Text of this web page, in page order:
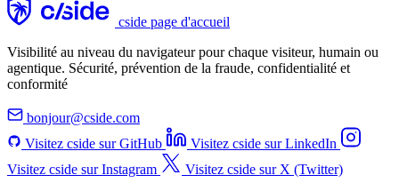
cside page d'accueil
Visibilité au niveau du navigateur pour chaque visiteur, humain ou
agentique. Sécurité, prévention de la fraude, confidentialité et
conformité
bonjour@cside.com
Visitez cside sur GitHub
Visitez cside sur LinkedIn
Visitez cside sur Instagram
Visitez cside sur X (Twitter)